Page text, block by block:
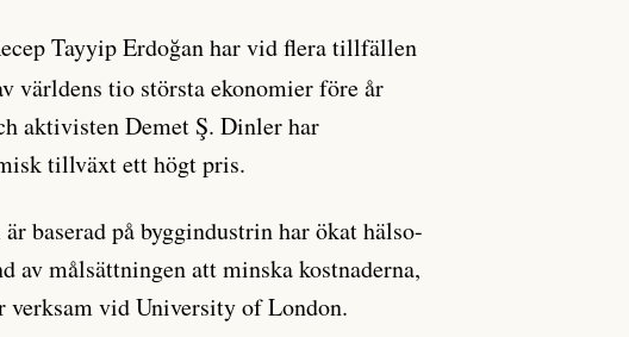
Tayyip Erdoğan har vid flera tillfällen
världens tio största ekonomier före år
aktivisten Demet Ş. Dinler har
tillväxt ett högt pris.
baserad på byggindustrin har ökat hälso-
av målsättningen att minska kostnaderna,
verksam vid University of London.